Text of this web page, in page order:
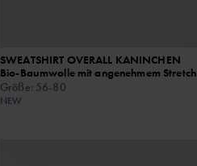
SWEATSHIRT OVERALL KANINCHEN
Bio-Baumwolle mit angenehmem Stretch
Größe: 56-80
NEW